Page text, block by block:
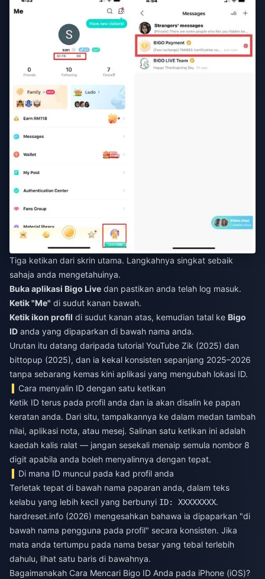
Tiga ketikan dari skrin utama. Langkahnya singkat sebaik
sahaja anda mengetahuinya.
Buka aplikasi Bigo Live dan pastikan anda telah log masuk.
Ketik "Me" di sudut kanan bawah.
Ketik ikon profil di sudut kanan atas, kemudian tatal ke Bigo
ID anda yang dipaparkan di bawah nama anda.
Urutan itu datang daripada tutorial YouTube Zik (2025) dan
bittopup (2025), dan ia kekal konsisten sepanjang 2025–2026
tanpa sebarang kemas kini aplikasi yang mengubah lokasi ID.
Cara menyalin ID dengan satu ketikan
Ketik ID terus pada profil anda dan ia akan disalin ke papan
keratan anda. Dari situ, tampalkannya ke dalam medan tambah
nilai, aplikasi nota, atau mesej. Salinan satu ketikan ini adalah
kaedah kalis ralat — jangan sesekali menaip semula nombor 8
digit apabila anda boleh menyalinnya dengan tepat.
Di mana ID muncul pada kad profil anda
Terletak tepat di bawah nama paparan anda, dalam teks
kelabu yang lebih kecil yang berbunyi ID: XXXXXXXX.
hardreset.info (2026) mengesahkan bahawa ia dipaparkan "di
bawah nama pengguna pada profil" secara konsisten. Jika
mata anda tertumpu pada nama besar yang tebal terlebih
dahulu, lihat satu baris di bawahnya.
Bagaimanakah Cara Mencari Bigo ID Anda pada iPhone (iOS)?